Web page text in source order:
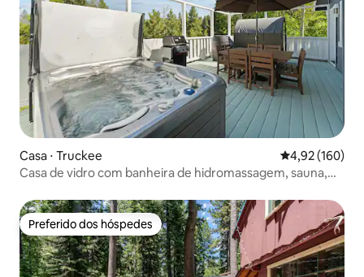
Casa ⋅ Truckee 4,92 de uma
4,92 (160)
Casa de vidro com banheira de hidromassagem, sauna,
Preferido dos hóspedes
Preferido dos hóspedes